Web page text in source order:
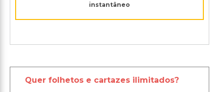
instantâneo
Quer folhetos e cartazes ilimitados?